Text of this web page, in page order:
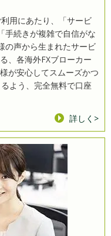
用にあたり、「サービ
手続きが複雑で自信がな
の声から生まれたサービ
、各海外FXブローカー
が安心してスムーズかつ
よう、完全無料で口座
詳しく>